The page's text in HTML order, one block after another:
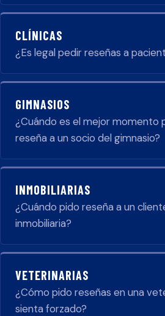
CLÍNICAS
¿Es legal pedir reseñas a
GIMNASIOS
¿Cuándo es el mejor momento
reseña a un socio del gimnasio?
INMOBILIARIAS
¿Cuándo pido reseña a un
inmobiliaria?
VETERINARIAS
¿Cómo pido reseñas en una
sienta forzado?